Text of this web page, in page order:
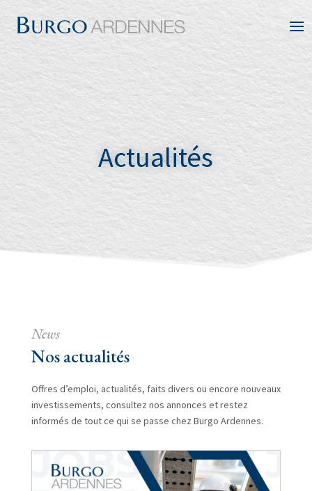
Actualités
News
Nos actualités
Offres d’emploi, actualités, faits divers ou encore nouveaux
investissements, consultez nos annonces et restez
informés de tout ce qui se passe chez Burgo Ardennes.